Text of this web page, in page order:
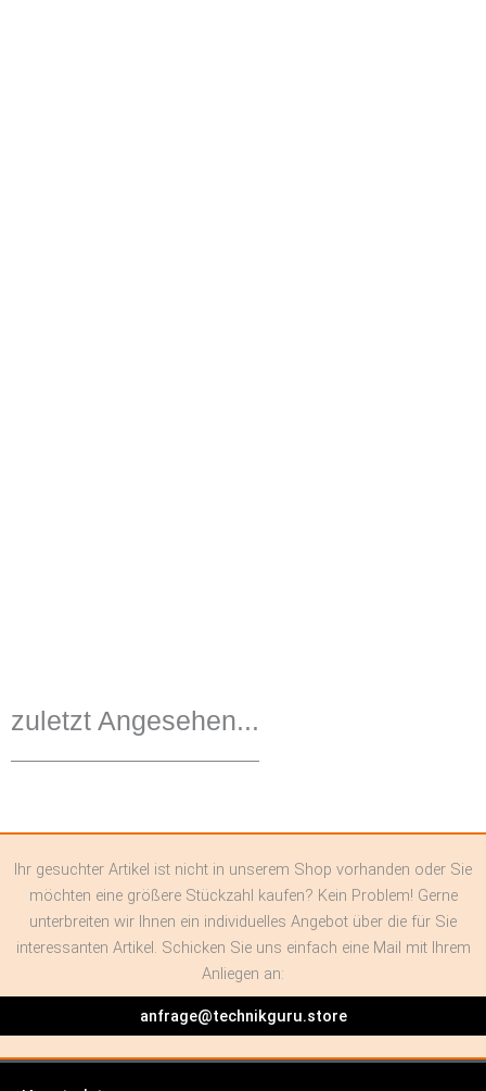
zuletzt Angesehen...
Ihr gesuchter Artikel ist nicht in unserem Shop vorhanden oder Sie
möchten eine größere Stückzahl kaufen? Kein Problem! Gerne
unterbreiten wir Ihnen ein individuelles Angebot über die für Sie
interessanten Artikel. Schicken Sie uns einfach eine Mail mit Ihrem
Anliegen an:
anfrage@technikguru.store